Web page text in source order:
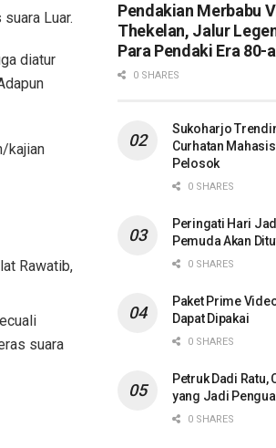
Luar.
diatur
kajian
Rawatib,
suara
Pendakian Merbabu
Thekelan, Jalur
Para Pendaki Era 80-
0 SHARES
Sukoharjo
Curhatan
Pelosok
0 SHARES
Peringati Hari
Pemuda Akan
0 SHARES
Paket Prime
Dapat Dipakai
0 SHARES
Petruk Dadi Ratu,
yang Jadi
0 SHARES